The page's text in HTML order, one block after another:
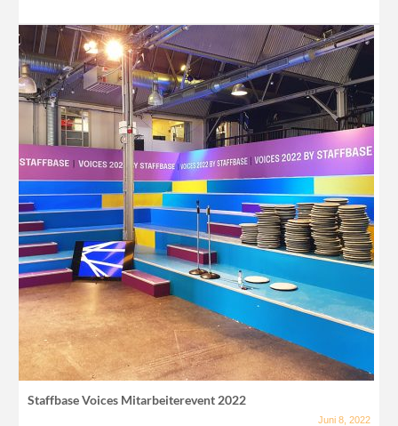
Staffbase Voices Mitarbeiterevent 2022
Juni 8, 2022